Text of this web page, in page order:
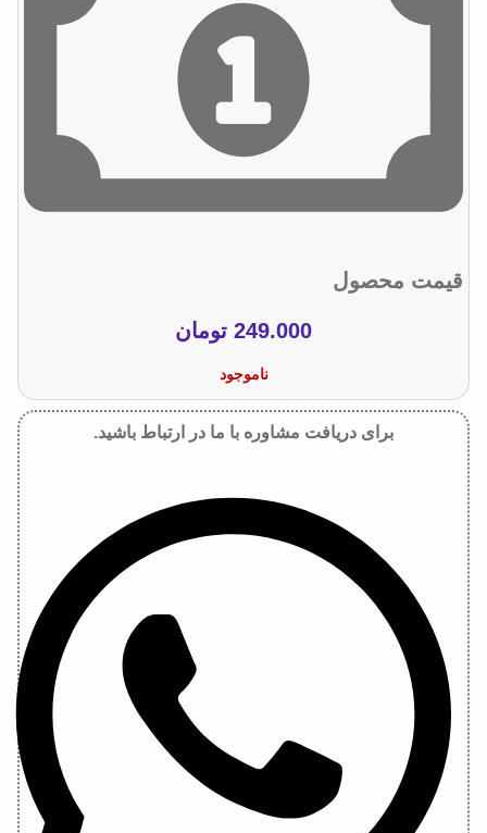
قیمت محصول
249.000 تومان
ناموجود
برای دریافت مشاوره با ما در ارتباط باشید.